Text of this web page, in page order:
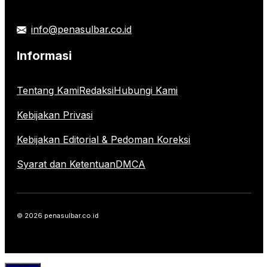
info@penasulbar.co.id
Informasi
Tentang KamiRedaksiHubungi Kami
Kebijakan Privasi
Kebijakan Editorial & Pedoman Koreksi
Syarat dan KetentuanDMCA
© 2026 penasulbar.co.id